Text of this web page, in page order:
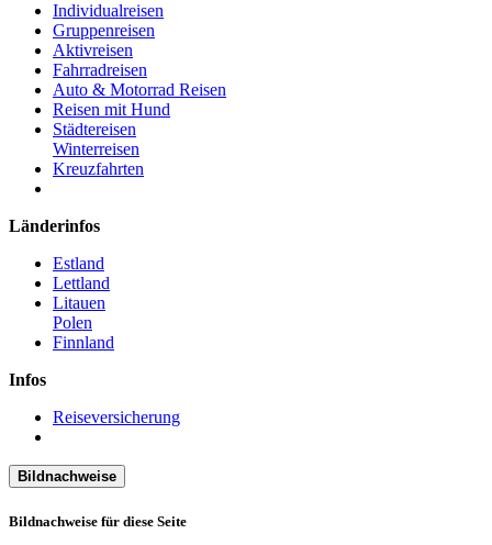
Individualreisen
Gruppenreisen
Aktivreisen
Fahrradreisen
Auto & Motorrad Reisen
Reisen mit Hund
Städtereisen
Winterreisen
Kreuzfahrten
Länderinfos
Estland
Lettland
Litauen
Polen
Finnland
Infos
Reiseversicherung
Bildnachweise
Bildnachweise für diese Seite